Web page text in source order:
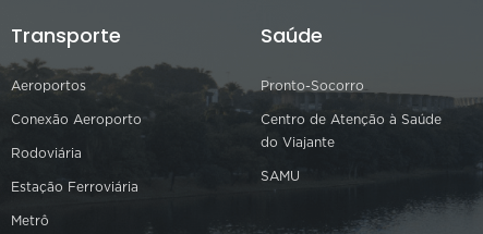
Transporte
Aeroportos
Conexão Aeroporto
Rodoviária
Estação Ferroviária
Metrô
Saúde
Pronto-Socorro
Centro de Atenção à Saúde
do Viajante
SAMU